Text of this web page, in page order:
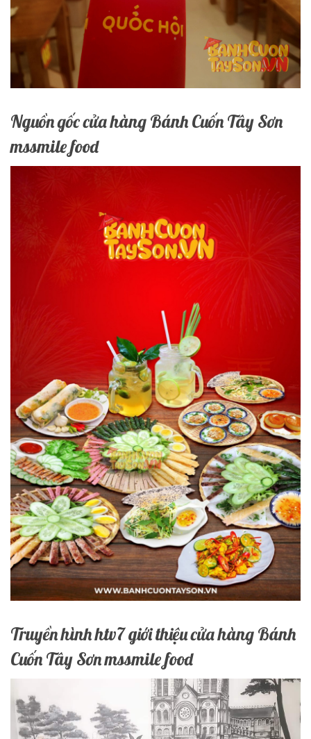
Nguồn gốc cửa hàng Bánh Cuốn Tây Sơn
mssmile food
Truyền hình htv7 giới thiệu cửa hàng Bánh
Cuốn Tây Sơn mssmile food